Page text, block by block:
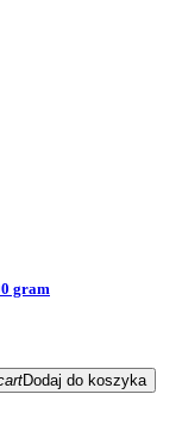
gram
Dodaj do koszyka